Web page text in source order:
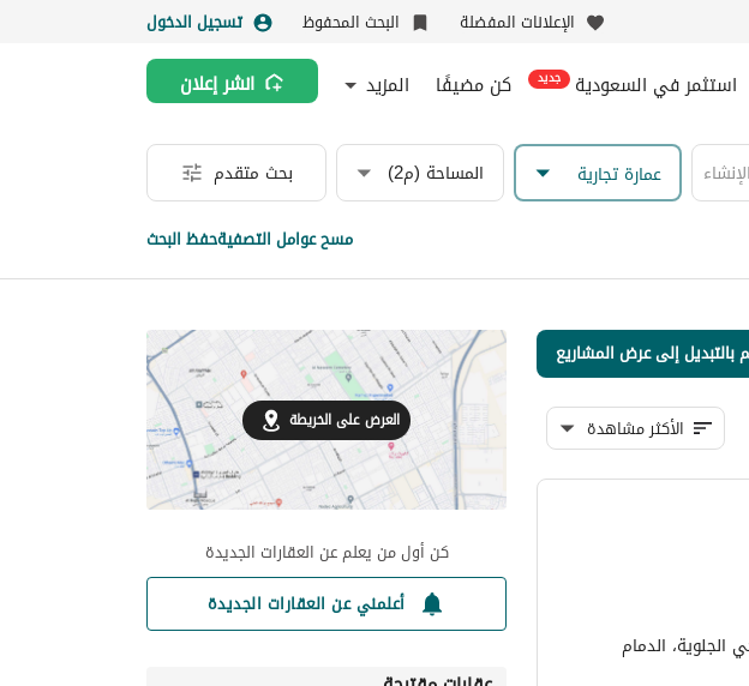
الإعلانات المفضلة البحث المحفوظ تسجيل الدخول
استثمر في السعودية جديد كن مضيفًا المزيد انشر إعلان
عمارة تجارية المساحة (م2) بحث متقدم
مسح عوامل التصفيةحفظ البحث
بالتبديل إلى عرض المشاريع
الأكثر مشاهدة
الجلوية، الدمام
العرض على الخريطة
كن أول من يعلم عن العقارات الجديدة
أعلمني عن العقارات الجديدة